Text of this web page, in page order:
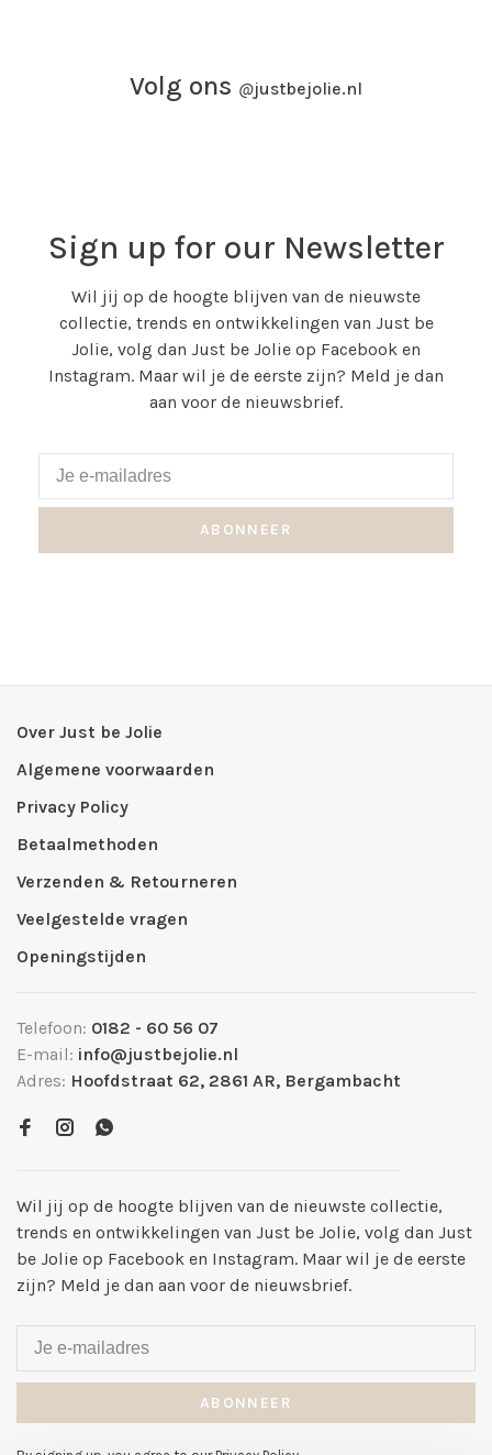
Volg ons @justbejolie.nl
Sign up for our Newsletter
Wil jij op de hoogte blijven van de nieuwste
collectie, trends en ontwikkelingen van Just be
Jolie, volg dan Just be Jolie op Facebook en
Instagram. Maar wil je de eerste zijn? Meld je dan
aan voor de nieuwsbrief.
ABONNEER
Over Just be Jolie
Algemene voorwaarden
Privacy Policy
Betaalmethoden
Verzenden & Retourneren
Veelgestelde vragen
Openingstijden
Telefoon: 0182 - 60 56 07
E-mail: info@justbejolie.nl
Adres: Hoofdstraat 62, 2861 AR, Bergambacht
Wil jij op de hoogte blijven van de nieuwste collectie,
trends en ontwikkelingen van Just be Jolie, volg dan Just
be Jolie op Facebook en Instagram. Maar wil je de eerste
zijn? Meld je dan aan voor de nieuwsbrief.
ABONNEER